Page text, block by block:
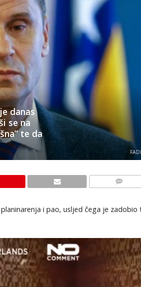
danas
se na
te da
i pao, usljed čega je zadobio